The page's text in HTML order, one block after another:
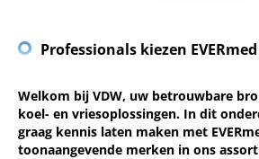
Professionals kiezen
Welkom bij VDW, uw betrouwbare
koel- en vriesoplossingen. In dit
graag kennis laten maken met
toonaangevende merken in ons